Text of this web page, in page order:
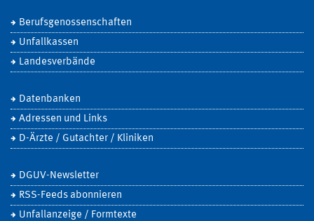
Berufsgenossenschaften
Unfallkassen
Landesverbände
Datenbanken
Adressen und Links
D-Ärzte / Gutachter / Kliniken
DGUV-Newsletter
RSS-Feeds abonnieren
Unfallanzeige / Formtexte